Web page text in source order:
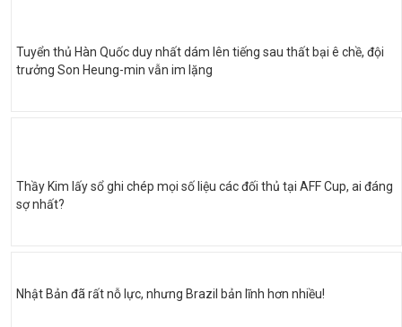
Tuyển thủ Hàn Quốc duy nhất dám lên tiếng sau thất bại ê chề, đội
trưởng Son Heung-min vẫn im lặng
Thầy Kim lấy sổ ghi chép mọi số liệu các đối thủ tại AFF Cup, ai đáng
sợ nhất?
Nhật Bản đã rất nỗ lực, nhưng Brazil bản lĩnh hơn nhiều!